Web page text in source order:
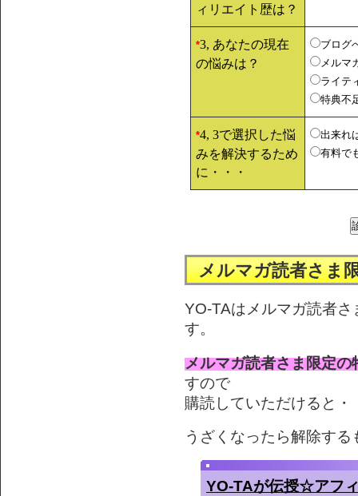
ィリエイト歴は？
*3, あなたの現在
の悩みは？
ブログ
メルマ
ライテ
特典不
*4, 3で選択した悩
みを解決するため
に・・・
出来れ
有料で
メルマガ読者さま
YO-TAはメルマガ読者
す。
メルマガ読者さま限定の
すので
購読していただけると
うざくなったら解除す
YO-TAが伝授☆アフ